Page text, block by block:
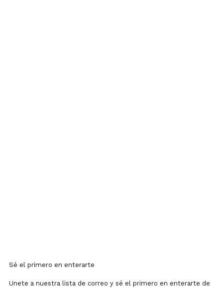
Sé el primero en enterarte
Unete a nuestra lista de correo y sé el primero en enterarte de